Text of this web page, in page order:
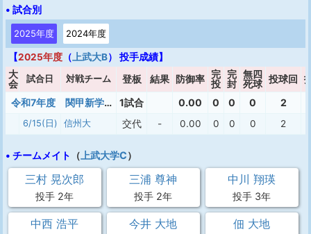
• 試合別
2025年度 2024年度
【2025年度 （ 上武大B） 投手成績】
大
会
試合日 対戦チーム 登板 結果 防御率
完
投
完
封
無四
死球 投球回
令和7年度 関甲新学生野球連盟 新人戦 1試合 0.00 0 0 0 2
6/15(日) 信州大 交代 - 0.00 0 0 0 2
• チームメイト （ 上武大学C）
三村 晃次郎
投手 2年
三浦 尊神
投手 2年
中川 翔瑛
投手 3年
中西 浩平 今井 大地 佃 大地